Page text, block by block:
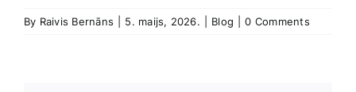
By Raivis Bernāns 5. maijs, 2026. Blog 0 Comments